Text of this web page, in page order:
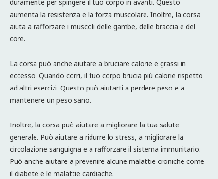
duramente per spingere il tuo corpo in avanti. Questo
aumenta la resistenza e la forza muscolare. Inoltre, la corsa
aiuta a rafforzare i muscoli delle gambe, delle braccia e del
core.
La corsa può anche aiutare a bruciare calorie e grassi in
eccesso. Quando corri, il tuo corpo brucia più calorie rispetto
ad altri esercizi. Questo può aiutarti a perdere peso e a
mantenere un peso sano.
Inoltre, la corsa può aiutare a migliorare la tua salute
generale. Può aiutare a ridurre lo stress, a migliorare la
circolazione sanguigna e a rafforzare il sistema immunitario.
Può anche aiutare a prevenire alcune malattie croniche come
il diabete e le malattie cardiache.